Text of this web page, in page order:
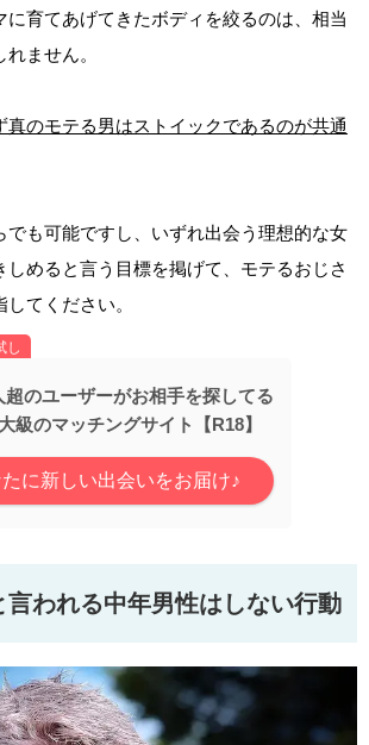
に育てあげてきたボディを絞るのは、相当
ません。
真のモテる男はストイックであるのが共通
でも可能ですし、いずれ出会う理想的な女
しめると言う目標を掲げて、モテるおじさ
てください。
超のユーザーがお相手を探してる
級のマッチングサイト【R18】
に新しい出会いをお届け♪
言われる中年男性はしない行動